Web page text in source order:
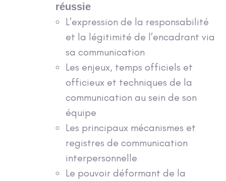
réussie
L’expression de la responsabilité
et la légitimité de l’encadrant via
sa communication
Les enjeux, temps officiels et
officieux et techniques de la
communication au sein de son
équipe
Les principaux mécanismes et
registres de communication
interpersonnelle
Le pouvoir déformant de la